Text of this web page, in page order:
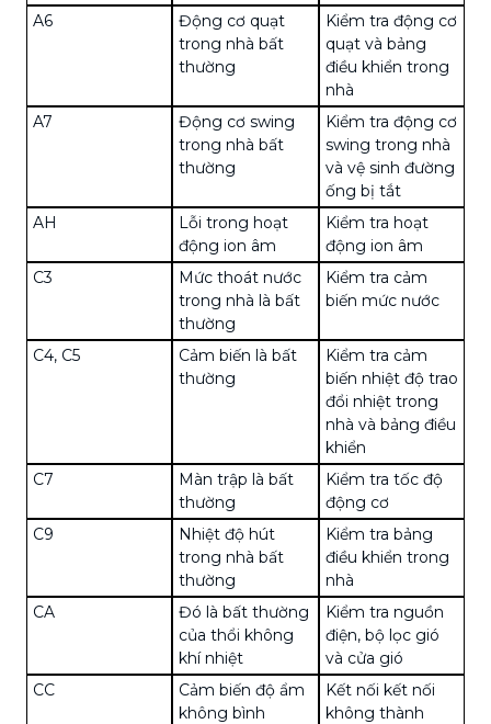
A6
Động cơ quạt
trong nhà bất
thường
Kiểm tra động cơ
quạt và bảng
điều khiển trong
nhà
A7
Động cơ swing
trong nhà bất
thường
Kiểm tra động cơ
swing trong nhà
và vệ sinh đường
ống bị tắt
AH
Lỗi trong hoạt
động ion âm
Kiểm tra hoạt
động ion âm
C3
Mức thoát nước
trong nhà là bất
thường
Kiểm tra cảm
biến mức nước
C4, C5
Cảm biến là bất
thường
Kiểm tra cảm
biến nhiệt độ trao
đổi nhiệt trong
nhà và bảng điều
khiển
C7
Màn trập là bất
thường
Kiểm tra tốc độ
động cơ
C9
Nhiệt độ hút
trong nhà bất
thường
Kiểm tra bảng
điều khiển trong
nhà
CA
Đó là bất thường
của thổi không
khí nhiệt
Kiểm tra nguồn
điện, bộ lọc gió
và cửa gió
CC
Cảm biến độ ẩm
không bình
Kết nối kết nối
không thành